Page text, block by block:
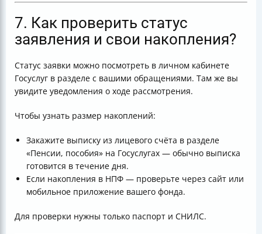
7. Как проверить статус
заявления и свои накопления?
Статус заявки можно посмотреть в личном кабинете
Госуслуг в разделе с вашими обращениями. Там же вы
увидите уведомления о ходе рассмотрения.
Чтобы узнать размер накоплений:
Закажите выписку из лицевого счёта в разделе
«Пенсии, пособия» на Госуслугах — обычно выписка
готовится в течение дня.
Если накопления в НПФ — проверьте через сайт или
мобильное приложение вашего фонда.
Для проверки нужны только паспорт и СНИЛС.